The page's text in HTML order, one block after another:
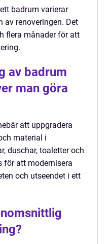
badrum varierar
av renoveringen. Det
flera månader för att
av badrum
man göra
att uppgradera
material i
duschar, toaletter och
för att modernisera
och utseendet i ett